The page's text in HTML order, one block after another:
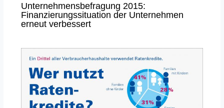
Unternehmensbefragung 2015:
Finanzierungssituation der Unternehmen
erneut verbessert